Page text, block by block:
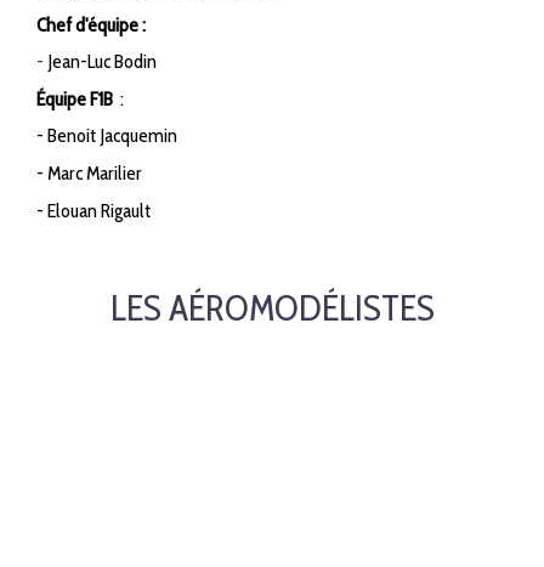
Chef d'équipe :
- Jean-Luc Bodin
Équipe F1B :
- Benoit Jacquemin
- Marc Marilier
- Elouan Rigault
LES AÉROMODÉLISTES